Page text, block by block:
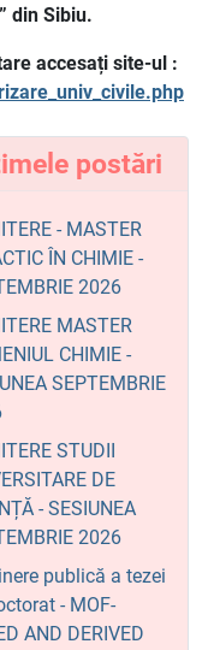
din Sibiu.
accesați site-ul :
postări
- MASTER
ÎN CHIMIE -
2026
MASTER
CHIMIE -
SEPTEMBRIE
STUDII
DE
- SESIUNEA
2026
publică a tezei
- MOF-
AND DERIVED